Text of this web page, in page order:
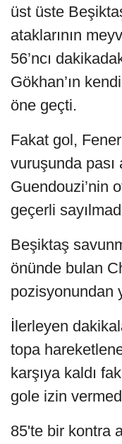
üst üste
ataklarının
56’ncı
Gökhan’ın
öne geçti.
Fakat gol,
vuruşunda pası
Guendouzi’nin
geçerli
Beşiktaş
önünde bulan
pozisyonundan
İlerleyen
topa
karşıya kaldı
gole izin
85'te bir kontra